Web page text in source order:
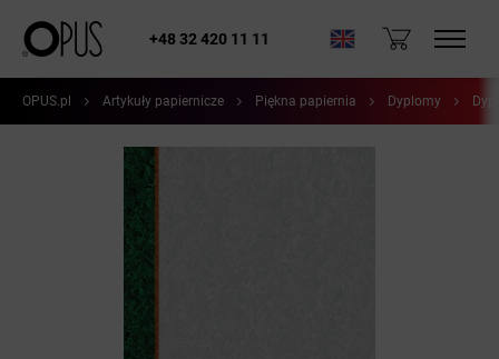
+48 32 420 11 11
OPUS.pl Artykuły papiernicze Piękna papiernia Dyplomy